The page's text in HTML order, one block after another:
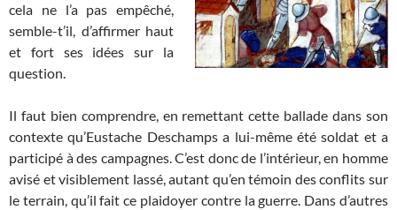
cela ne l’a pas empêché,
semble-t’il, d’affirmer haut
et fort ses idées sur la
question.
Il faut bien comprendre, en remettant cette ballade dans son
contexte qu’Eustache Deschamps a lui-même été soldat et a
participé à des campagnes. C’est donc de l’intérieur, en homme
avisé et visiblement lassé, autant qu’en témoin des conflits sur
le terrain, qu’il fait ce plaidoyer contre la guerre. Dans d’autres